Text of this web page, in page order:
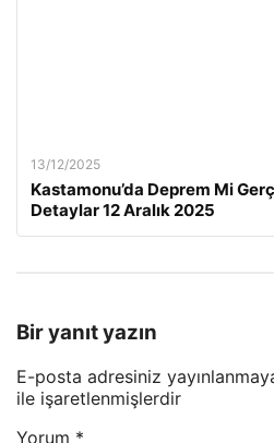
13/12/2025
Kastamonu’da Deprem Mi
Detaylar 12 Aralık 2025
Bir yanıt yazın
E-posta adresiniz
ile işaretlenmişlerdir
Yorum *